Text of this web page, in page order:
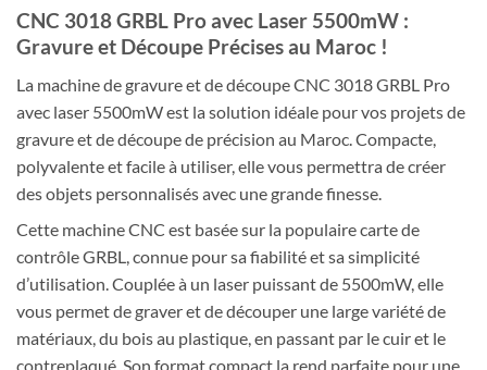
CNC 3018 GRBL Pro avec Laser 5500mW :
Gravure et Découpe Précises au Maroc !
La machine de gravure et de découpe CNC 3018 GRBL Pro
avec laser 5500mW est la solution idéale pour vos projets de
gravure et de découpe de précision au Maroc. Compacte,
polyvalente et facile à utiliser, elle vous permettra de créer
des objets personnalisés avec une grande finesse.
Cette machine CNC est basée sur la populaire carte de
contrôle GRBL, connue pour sa fiabilité et sa simplicité
d’utilisation. Couplée à un laser puissant de 5500mW, elle
vous permet de graver et de découper une large variété de
matériaux, du bois au plastique, en passant par le cuir et le
contreplaqué. Son format compact la rend parfaite pour une